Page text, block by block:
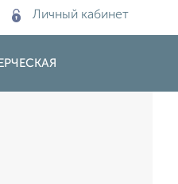
Личный кабинет